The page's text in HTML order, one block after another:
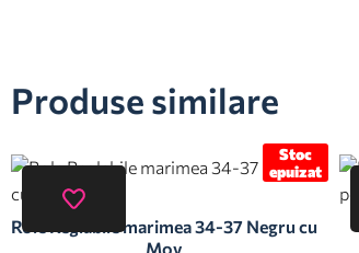
Produse similare
Stoc
epuizat
Role Reglabile marimea 34-37 Negru cu
Mov